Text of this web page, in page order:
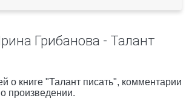
Грибанова - Талант
о книге "Талант писать", комментарии
произведении.